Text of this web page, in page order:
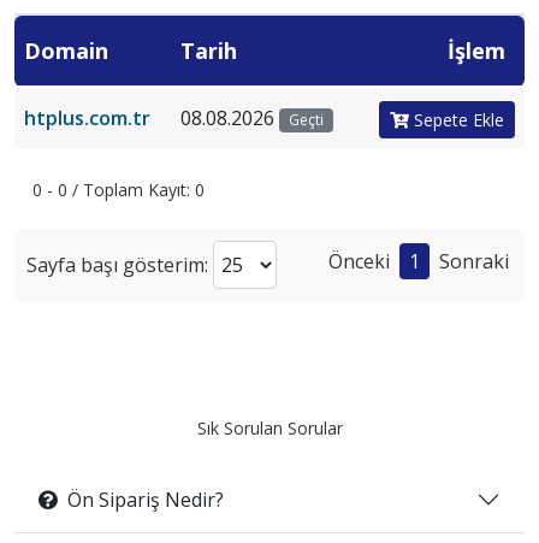
Domain Tarih İşlem
htplus.com.tr 08.08.2026 Geçti Sepete Ekle
0 - 0 / Toplam Kayıt: 0
Sayfa başı gösterim: Önceki 1 Sonraki
Sık Sorulan Sorular
Ön Sipariş Nedir?